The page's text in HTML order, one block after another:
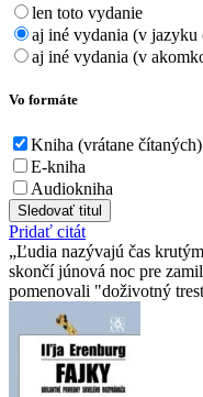
len toto vydanie
aj iné vydania (v jazyku
aj iné vydania (v
Vo formáte
Kniha (vrátane čítaných)
E-kniha
Audiokniha
Sledovať titul
Pridať citát
Ľudia nazývajú čas
skončí júnová noc pre
pomenovali "doživotný